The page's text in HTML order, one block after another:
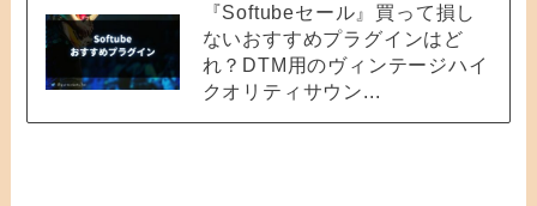
『Softubeセール』買って損し
ないおすすめプラグインはど
れ？DTM用のヴィンテージハイ
クオリティサウン...